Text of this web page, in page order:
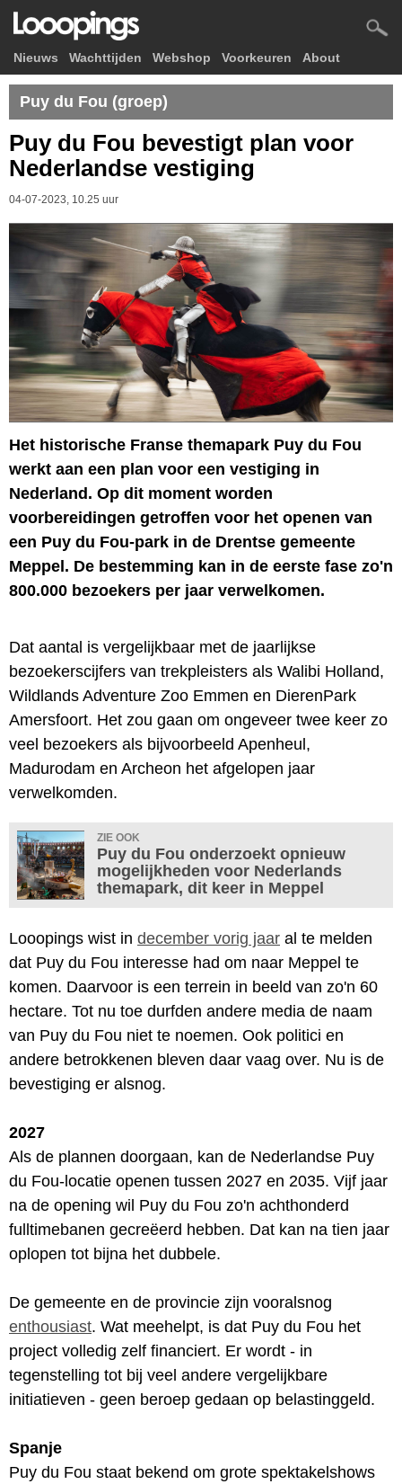
Nieuws Wachttijden Webshop Voorkeuren About
Puy du Fou (groep)
Puy du Fou bevestigt plan voor
Nederlandse vestiging
04-07-2023, 10.25 uur
Het historische Franse themapark Puy du Fou
werkt aan een plan voor een vestiging in
Nederland. Op dit moment worden
voorbereidingen getroffen voor het openen van
een Puy du Fou-park in de Drentse gemeente
Meppel. De bestemming kan in de eerste fase zo'n
800.000 bezoekers per jaar verwelkomen.
Dat aantal is vergelijkbaar met de jaarlijkse
bezoekerscijfers van trekpleisters als Walibi Holland,
Wildlands Adventure Zoo Emmen en DierenPark
Amersfoort. Het zou gaan om ongeveer twee keer zo
veel bezoekers als bijvoorbeeld Apenheul,
Madurodam en Archeon het afgelopen jaar
verwelkomden.
ZIE OOK
Puy du Fou onderzoekt opnieuw
mogelijkheden voor Nederlands
themapark, dit keer in Meppel
Looopings wist in december vorig jaar al te melden
dat Puy du Fou interesse had om naar Meppel te
komen. Daarvoor is een terrein in beeld van zo'n 60
hectare. Tot nu toe durfden andere media de naam
van Puy du Fou niet te noemen. Ook politici en
andere betrokkenen bleven daar vaag over. Nu is de
bevestiging er alsnog.
2027
Als de plannen doorgaan, kan de Nederlandse Puy
du Fou-locatie openen tussen 2027 en 2035. Vijf jaar
na de opening wil Puy du Fou zo'n achthonderd
fulltimebanen gecreëerd hebben. Dat kan na tien jaar
oplopen tot bijna het dubbele.
De gemeente en de provincie zijn vooralsnog
enthousiast. Wat meehelpt, is dat Puy du Fou het
project volledig zelf financiert. Er wordt - in
tegenstelling tot bij veel andere vergelijkbare
initiatieven - geen beroep gedaan op belastinggeld.
Spanje
Puy du Fou staat bekend om grote spektakelshows